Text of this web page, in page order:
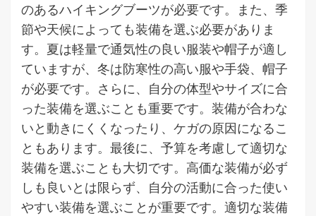
のあるハイキングブーツが必要です。また、季
節や天候によっても装備を選ぶ必要がありま
す。夏は軽量で通気性の良い服装や帽子が適し
ていますが、冬は防寒性の高い服や手袋、帽子
が必要です。さらに、自分の体型やサイズに合
った装備を選ぶことも重要です。装備が合わな
いと動きにくくなったり、ケガの原因になるこ
ともあります。最後に、予算を考慮して適切な
装備を選ぶことも大切です。高価な装備が必ず
しも良いとは限らず、自分の活動に合った使い
やすい装備を選ぶことが重要です。適切な装備